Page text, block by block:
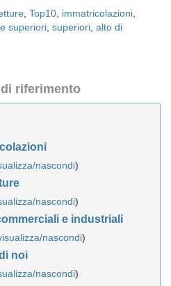
Top10 immatricolazioni
superiori superiori alto di
riferimento
nascondi)
nascondi)
e industriali
nascondi)
noi
nascondi)